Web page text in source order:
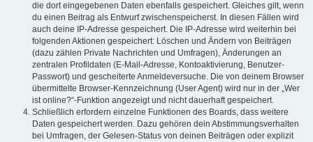
die dort eingegebenen Daten ebenfalls gespeichert. Gleiches gilt, wenn
du einen Beitrag als Entwurf zwischenspeicherst. In diesen Fällen wird
auch deine IP-Adresse gespeichert. Die IP-Adresse wird weiterhin bei
folgenden Aktionen gespeichert: Löschen und Ändern von Beiträgen
(dazu zählen Private Nachrichten und Umfragen), Änderungen an
zentralen Profildaten (E-Mail-Adresse, Kontoaktivierung, Benutzer-
Passwort) und gescheiterte Anmeldeversuche. Die von deinem Browser
übermittelte Browser-Kennzeichnung (User Agent) wird nur in der „Wer
ist online?“-Funktion angezeigt und nicht dauerhaft gespeichert.
Schließlich erfordern einzelne Funktionen des Boards, dass weitere
Daten gespeichert werden. Dazu gehören dein Abstimmungsverhalten
bei Umfragen, der Gelesen-Status von deinen Beiträgen oder explizit